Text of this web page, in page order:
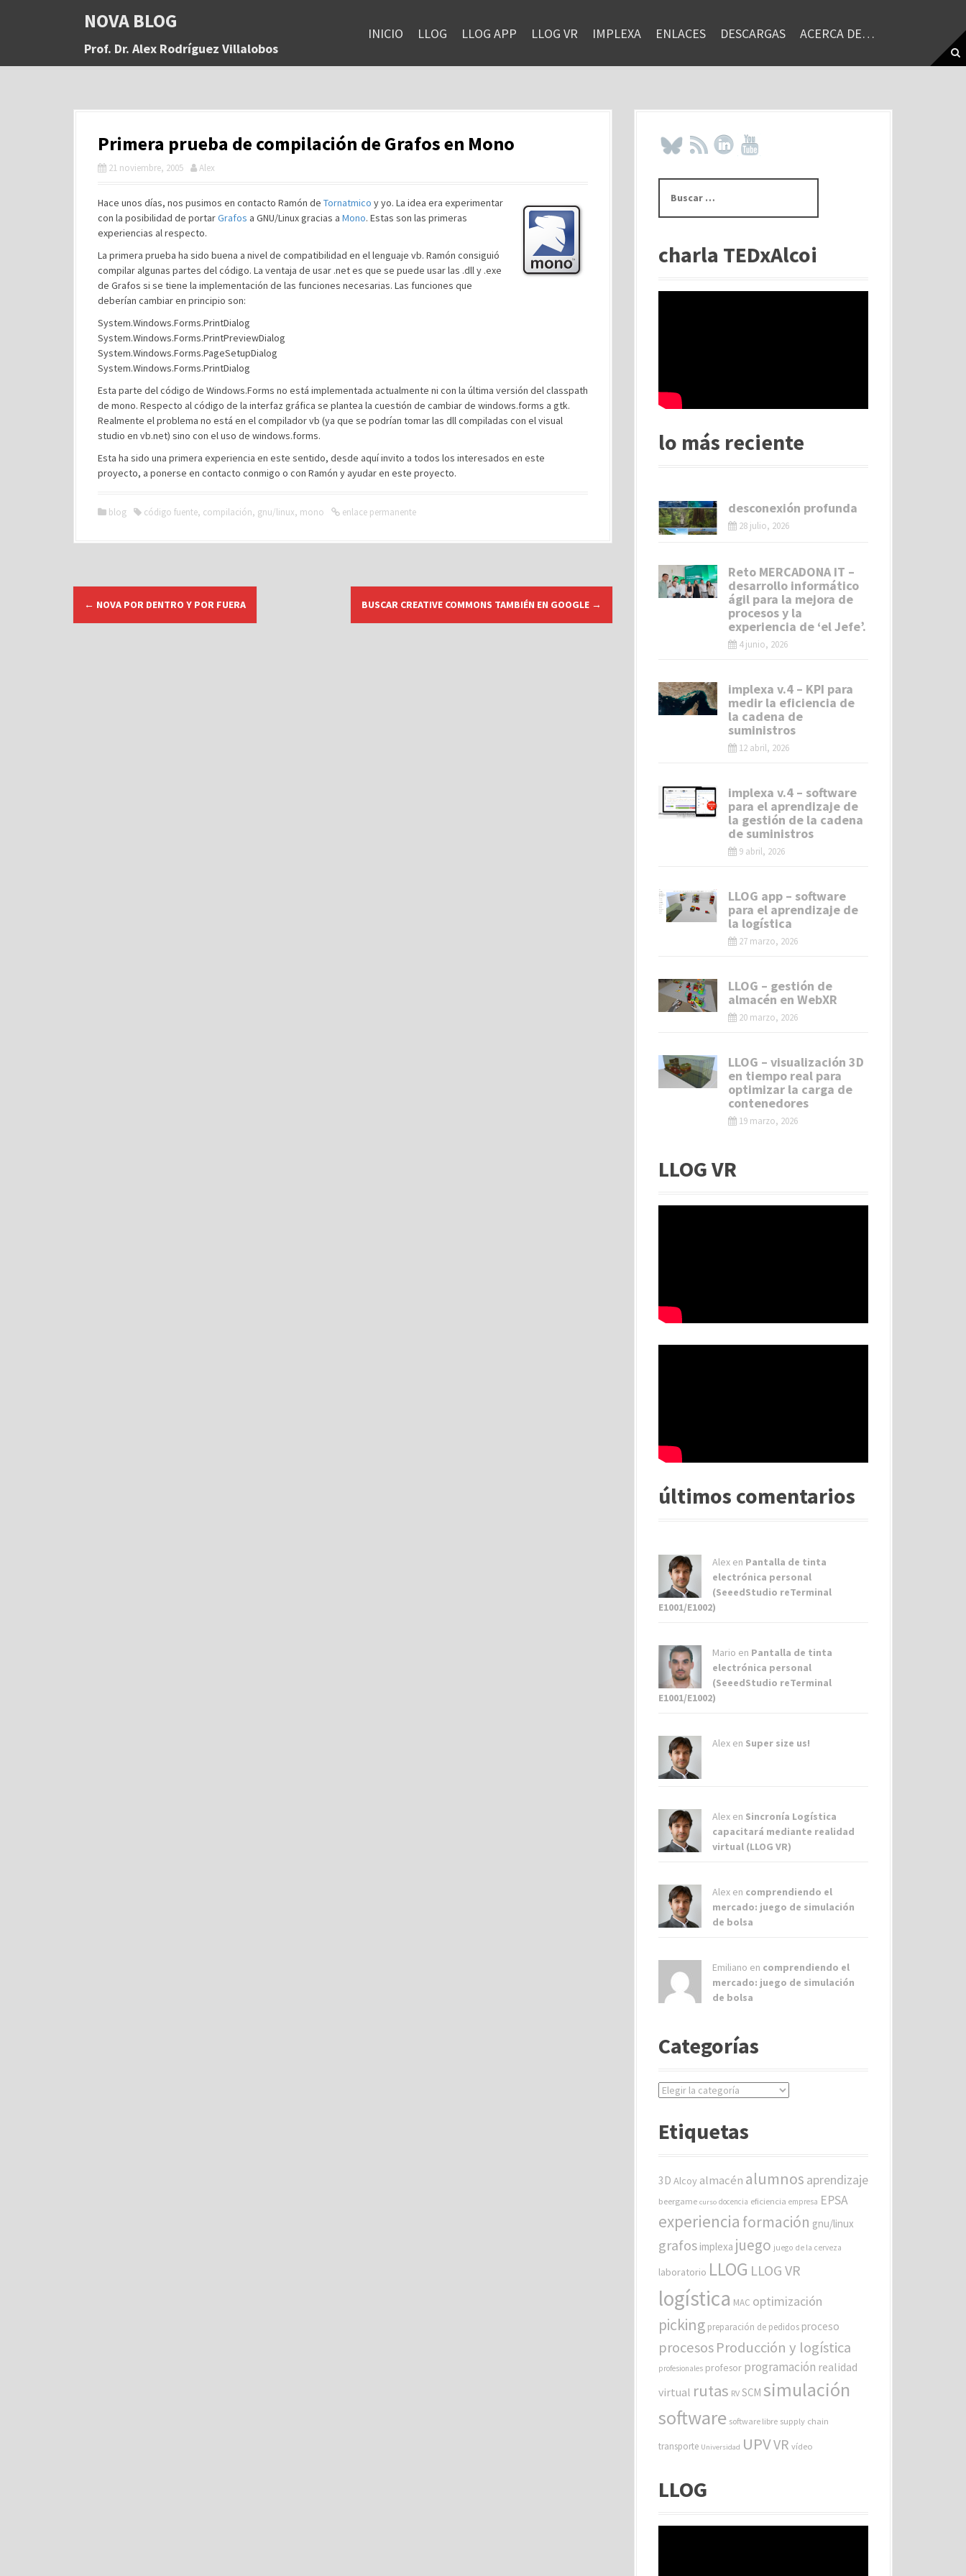
a
NOVA BLOG
Prof. Dr. Alex Rodríguez Villalobos
INICIO LLOG LLOG APP LLOG VR IMPLEXA ENLACES DESCARGAS ACERCA DE…
Primera prueba de compilación de Grafos en Mono
21 noviembre, 2005 Alex
Hace unos días, nos pusimos en contacto Ramón de Tornatmico y yo. La idea era experimentar
con la posibilidad de portarGrafos a GNU/Linux gracias a Mono. Estas son las primeras
experiencias al respecto.
La primera prueba ha sido buena a nivel de compatibilidad en el lenguaje vb. Ramón consiguió
compilar algunas partes del código. La ventaja de usar .net es que se puede usar las .dll y .exe
de Grafos si se tiene la implementación de las funciones necesarias. Las funciones que
deberían cambiar en principio son:
System.Windows.Forms.PrintDialog
System.Windows.Forms.PrintPreviewDialog
System.Windows.Forms.PageSetupDialog
System.Windows.Forms.PrintDialog
Esta parte del código de Windows.Forms no está implementada actualmente ni con la última versión del classpath
de mono. Respecto al código de la interfaz gráfica se plantea la cuestión de cambiar de windows.forms a gtk.
Realmente el problema no está en el compilador vb (ya que se podrían tomar las dll compiladas con el visual
studio en vb.net) sino con el uso de windows.forms.
Esta ha sido una primera experiencia en este sentido, desde aquí invito a todos los interesados en este
proyecto, a ponerse en contacto conmigo o con Ramón y ayudar en este proyecto.
blog código fuente, compilación, gnu/linux, mono enlace permanente
← NOVA POR DENTRO Y POR FUERA BUSCAR CREATIVE COMMONS TAMBIÉN EN GOOGLE →
s
rcharla TEDxAlcoi
lo más reciente
desconexión profunda
28 julio, 2026
Reto MERCADONA IT –
desarrollo informático
ágil para la mejora de
procesos y la
experiencia de ‘el Jefe’.
4 junio, 2026
implexa v.4 – KPI para
medir la eficiencia de
la cadena de
suministros
12 abril, 2026
implexa v.4 – software
para el aprendizaje de
la gestión de la cadena
de suministros
9 abril, 2026
LLOG app – software
para el aprendizaje de
la logística
27 marzo, 2026
LLOG – gestión de
almacén en WebXR
20 marzo, 2026
LLOG – visualización 3D
en tiempo real para
optimizar la carga de
contenedores
19 marzo, 2026
LLOG VR
últimos comentarios
Alex en Pantalla de tinta
electrónica personal
(SeeedStudio reTerminal
E1001/E1002)
Mario en Pantalla de tinta
electrónica personal
(SeeedStudio reTerminal
E1001/E1002)
Alex en Super size us!
Alex en Sincronía Logística
capacitará mediante realidad
virtual (LLOG VR)
Alex en comprendiendo el
mercado: juego de simulación
de bolsa
Emiliano en comprendiendo el
mercado: juego de simulación
de bolsa
Categorías
C
e
r
s
Etiquetas
3D Alcoy almacén alumnos aprendizaje
beergame curso docencia eficiencia empresa EPSA
experiencia formación gnu/linux
grafos implexa juego juego de la cerveza
laboratorio LLOG LLOG VR
logística MAC optimización
picking preparación de pedidos proceso
procesosProducción y logística
profesionales profesor programación realidad
virtual rutas RV SCM simulación
software software libre supply chain
transporte Universidad UPVVR vídeo
LLOG